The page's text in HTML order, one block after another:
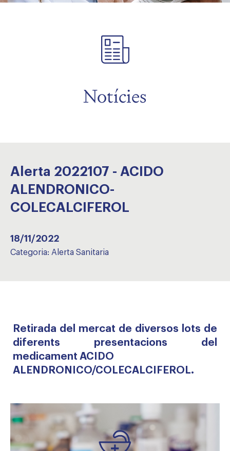
Notícies
Alerta 2022107 - ACIDO
ALENDRONICO-
COLECALCIFEROL
18/11/2022
Categoria: Alerta Sanitaria
Retirada del mercat de diversos lots de
diferents presentacions del
medicament ACIDO
ALENDRONICO/COLECALCIFEROL.